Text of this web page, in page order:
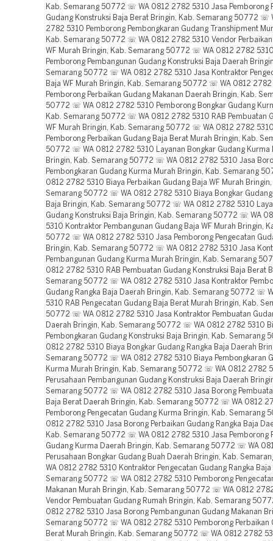
Kab. Semarang 50772 ☏ WA 0812 2782 5310 Jasa Pemborong
Gudang Konstruksi Baja Berat Bringin, Kab. Semarang 50772 ☏
2782 5310 Pemborong Pembongkaran Gudang Transhipment
Kab. Semarang 50772 ☏ WA 0812 2782 5310 Vendor Perbaikan
WF Murah Bringin, Kab. Semarang 50772 ☏ WA 0812 2782
Pemborong Pembangunan Gudang Konstruksi Baja Daerah
Semarang 50772 ☏ WA 0812 2782 5310 Jasa Kontraktor
Baja WF Murah Bringin, Kab. Semarang 50772 ☏ WA 0812 2782
Pemborong Perbaikan Gudang Makanan Daerah Bringin, Kab.
50772 ☏ WA 0812 2782 5310 Pemborong Bongkar Gudang
Kab. Semarang 50772 ☏ WA 0812 2782 5310 RAB Pembuatan
WF Murah Bringin, Kab. Semarang 50772 ☏ WA 0812 2782
Pemborong Perbaikan Gudang Baja Berat Murah Bringin, Kab.
50772 ☏ WA 0812 2782 5310 Layanan Bongkar Gudang Kurma
Bringin, Kab. Semarang 50772 ☏ WA 0812 2782 5310 Jasa
Pembongkaran Gudang Kurma Murah Bringin, Kab. Semarang
0812 2782 5310 Biaya Perbaikan Gudang Baja WF Murah Bringin,
Semarang 50772 ☏ WA 0812 2782 5310 Biaya Bongkar Gudang
Baja Bringin, Kab. Semarang 50772 ☏ WA 0812 2782 5310
Gudang Konstruksi Baja Bringin, Kab. Semarang 50772 ☏ WA
5310 Kontraktor Pembangunan Gudang Baja WF Murah Bringin,
50772 ☏ WA 0812 2782 5310 Jasa Pemborong Pengecatan
Bringin, Kab. Semarang 50772 ☏ WA 0812 2782 5310 Jasa
Pembangunan Gudang Kurma Murah Bringin, Kab. Semarang
0812 2782 5310 RAB Pembuatan Gudang Konstruksi Baja Berat
Semarang 50772 ☏ WA 0812 2782 5310 Jasa Kontraktor
Gudang Rangka Baja Daerah Bringin, Kab. Semarang 50772 ☏
5310 RAB Pengecatan Gudang Baja Berat Murah Bringin, Kab.
50772 ☏ WA 0812 2782 5310 Jasa Kontraktor Pembuatan
Daerah Bringin, Kab. Semarang 50772 ☏ WA 0812 2782 5310
Pembongkaran Gudang Konstruksi Baja Bringin, Kab. Semarang
0812 2782 5310 Biaya Bongkar Gudang Rangka Baja Daerah
Semarang 50772 ☏ WA 0812 2782 5310 Biaya Pembongkaran
Kurma Murah Bringin, Kab. Semarang 50772 ☏ WA 0812 2782
Perusahaan Pembangunan Gudang Konstruksi Baja Daerah
Semarang 50772 ☏ WA 0812 2782 5310 Jasa Borong
Baja Berat Daerah Bringin, Kab. Semarang 50772 ☏ WA 0812
Pemborong Pengecatan Gudang Kurma Bringin, Kab. Semarang
0812 2782 5310 Jasa Borong Perbaikan Gudang Rangka Baja
Kab. Semarang 50772 ☏ WA 0812 2782 5310 Jasa Pemborong
Gudang Kurma Daerah Bringin, Kab. Semarang 50772 ☏ WA
Perusahaan Bongkar Gudang Buah Daerah Bringin, Kab.
WA 0812 2782 5310 Kontraktor Pengecatan Gudang Rangka Baja
Semarang 50772 ☏ WA 0812 2782 5310 Pemborong
Makanan Murah Bringin, Kab. Semarang 50772 ☏ WA 0812
Vendor Pembuatan Gudang Rumah Bringin, Kab. Semarang
0812 2782 5310 Jasa Borong Pembangunan Gudang Makanan
Semarang 50772 ☏ WA 0812 2782 5310 Pemborong Perbaikan
Berat Murah Bringin, Kab. Semarang 50772 ☏ WA 0812 2782